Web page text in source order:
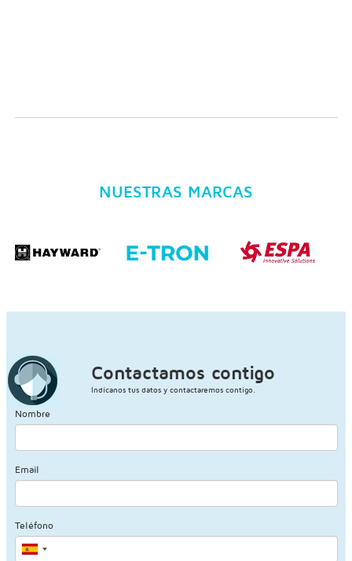
NUESTRAS MARCAS
Contactamos contigo
Indícanos tus datos y contactaremos contigo.
Nombre
Email
Teléfono